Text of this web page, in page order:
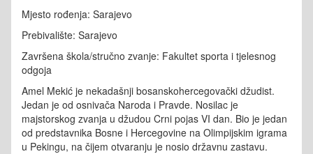
Mjesto rođenja: Sarajevo
Prebivalište: Sarajevo
Završena škola/stručno zvanje: Fakultet sporta i tjelesnog
odgoja
Amel Mekić je nekadašnji bosanskohercegovački džudist.
Jedan je od osnivača Naroda i Pravde. Nosilac je
majstorskog zvanja u džudou Crni pojas VI dan. Bio je jedan
od predstavnika Bosne i Hercegovine na Olimpijskim igrama
u Pekingu, na čijem otvaranju je nosio državnu zastavu.